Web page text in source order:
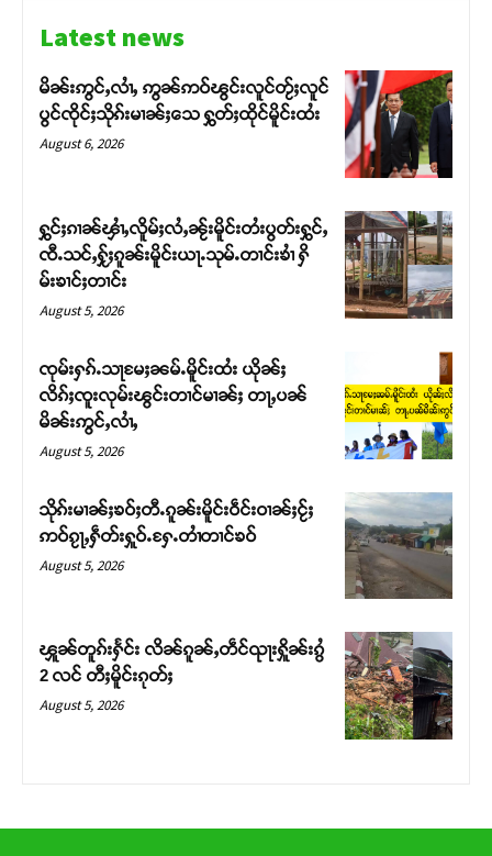
တႃႇႁႂ်ႈသဵင်ၵၢင်ၸႂ်ၵူၼ်းမိူင်း ၵူႈတီႈၵူႈလႅၼ်ပေႃးတေၸွ
တ်ႇ တူဝ်ႈလုမ်ႈၾႃႉၼၼ်ႉ ၶဝ်ႈႁူမ်ႈၵမ်ႉထႅမ် ၸုမ်းၶၢ
ဝ်ႇၽူႈတွႆႇႁွၵ်ႈ လႆႈယူႇၶႃႈဢေႃႈ။
Latest news
မိၼ်းဢွင်ႇလၢႆႇ ဢွၼ်ဢဝ်ၽွင်းလူင်တႂ်ႈလူင်
ပွင်ၸိုင်ႈသိုၵ်းမၢၼ်ႈသေ ႁွတ်ႈထိုင်မိူင်းထႆး
August 6, 2026
ႁွင်ႈၵၢၼ်ၾၢႆႇလိူမ်ႈလႆႇၼႂ်းမိူင်းတႆးပွတ်းႁွင်ႇ
ၸီႉသင်ႇႁႂ်ႈၵူၼ်းမိူင်းယႃႉသုမ်ႉတၢင်းၶၢႆ ႁိ
မ်းၶၢင်ႈတၢင်း
August 5, 2026
ၸုမ်းႁၵ်ႉသႃမႄႈၼမ်ႉမိူင်းထႆး ယိုၼ်ႈ
လိၵ်ႈၸူးလုမ်းၽွင်းတၢင်မၢၼ်ႈ တႃႇပၼ်
မိၼ်းဢွင်ႇလၢႆႇ
August 5, 2026
သိုၵ်းမၢၼ်ႈၶဝ်ႈတီႉၵူၼ်းမိူင်းဝဵင်းဝၢၼ်ႈငႂ်ႈ
ဢဝ်ၵႂႃႇႁဵတ်းႁူဝ်ႉႁႄႉတၢႆတၢင်ၶဝ်
August 5, 2026
ၾူၼ်တူၵ်းႁႅင်း လိၼ်ၵူၼ်ႇတဵင်ၺႃးႁိူၼ်းၵွႆ
2 လင် တီႈမိူင်းၵုတ်ႈ
August 5, 2026